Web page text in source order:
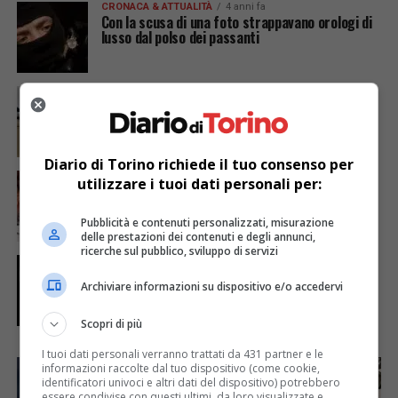
CRONACA & ATTUALITÀ 4 anni fa
Con la scusa di una foto strappavano orologi di
lusso dal polso dei passanti
Quattro milioni di persone volate via da Torino
Assicurazioni auto, stangata sui “virtuosi”:
CRONACA & ATTUALITÀ
mettono a letto per sembrare i padroni
Diario di Torino richiede il tuo consenso per
utilizzare i tuoi dati personali per:
Pubblicità e contenuti personalizzati, misurazione
delle prestazioni dei contenuti e degli annunci,
ricerche sul pubblico, sviluppo di servizi
Archiviare informazioni su dispositivo e/o accedervi
Scopri di più
I tuoi dati personali verranno trattati da 431 partner e le
informazioni raccolte dal tuo dispositivo (come cookie,
identificatori univoci e altri dati del dispositivo) potrebbero